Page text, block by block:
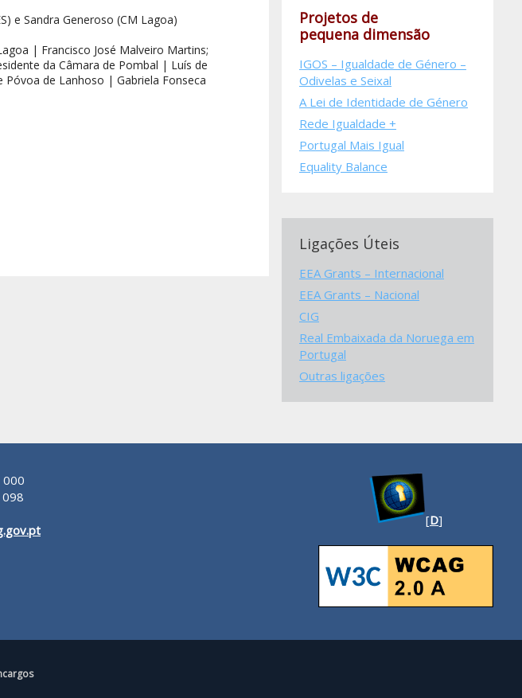
e Sandra Generoso (CM Lagoa)
| Francisco José Malveiro Martins;
da Câmara de Pombal | Luís de
Póvoa de Lanhoso | Gabriela Fonseca
Projetos de
pequena dimensão
IGOS – Igualdade de Género –
Odivelas e Seixal
A Lei de Identidade de Género
Rede Igualdade +
Portugal Mais Igual
Equality Balance
Ligações Úteis
EEA Grants – Internacional
EEA Grants – Nacional
CIG
Real Embaixada da Noruega em
Portugal
Outras ligações
000
[D]